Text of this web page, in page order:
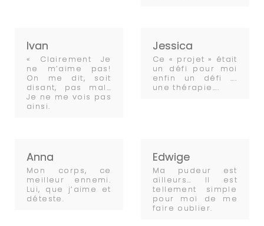
Ivan
« Clairement Je
ne m’aime pas!
On me dit, soit
disant, pas mal…
Je ne me vois pas
ainsi.
Jessica
Ce « projet » était
un défi pour moi
enfin un défi ….
une thérapie….
Anna
Mon corps, ce
meilleur ennemi.
Lui, que j’aime et
déteste.
Edwige
Ma pudeur est
ailleurs… Il est
tellement simple
pour moi de me
faire oublier.